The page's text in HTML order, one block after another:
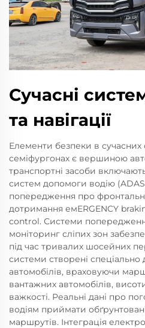
Сучасні
та навігації
Елементи безпеки в сучасних
семіфургонах є вершиною
транспортні засоби
систем допомоги водію
попередження про
дотримання емERGENCY
control. Системи
моніторинг сліпих зон
під час тривалих шосейних
системи створені
автомобілів, враховуючи
вантажних автомобілів,
важкості. Реальні дані про
водіям приймати
маршрутів. Інтеграція